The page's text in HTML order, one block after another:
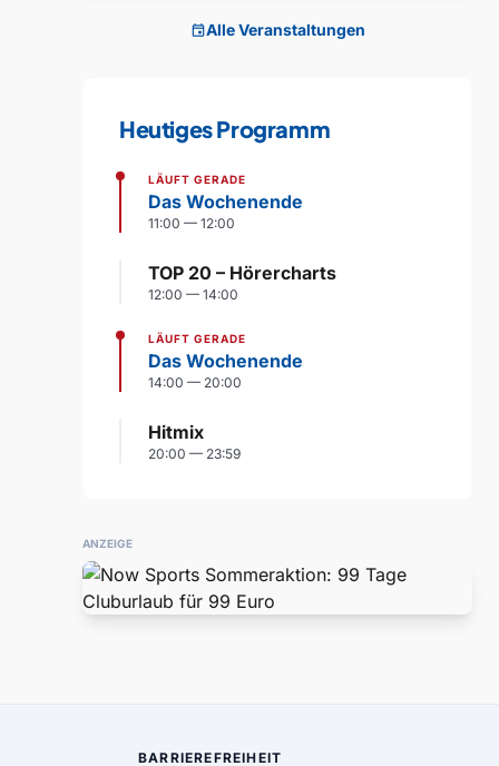
eventAlle Veranstaltungen
Heutiges Programm
LÄUFT GERADE
Das Wochenende
11:00 — 12:00
TOP 20 – Hörercharts
12:00 — 14:00
LÄUFT GERADE
Das Wochenende
14:00 — 20:00
Hitmix
20:00 — 23:59
ANZEIGE
BARRIEREFREIHEIT